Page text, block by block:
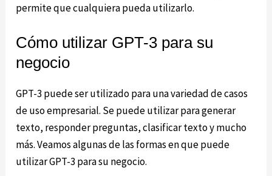
permite que cualquiera pueda utilizarlo.
Cómo utilizar GPT-3 para su
negocio
GPT-3 puede ser utilizado para una variedad de casos
de uso empresarial. Se puede utilizar para generar
texto, responder preguntas, clasificar texto y mucho
más. Veamos algunas de las formas en que puede
utilizar GPT-3 para su negocio.